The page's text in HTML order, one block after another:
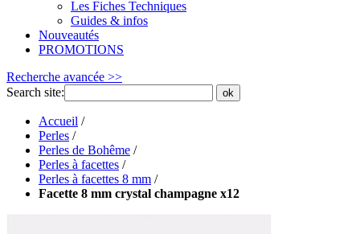
Les Fiches Techniques
Guides & infos
Nouveautés
PROMOTIONS
Recherche avancée >>
Search site:
ok
Accueil /
Perles /
Perles de Bohême /
Perles à facettes /
Perles à facettes 8 mm /
Facette 8 mm crystal champagne x12